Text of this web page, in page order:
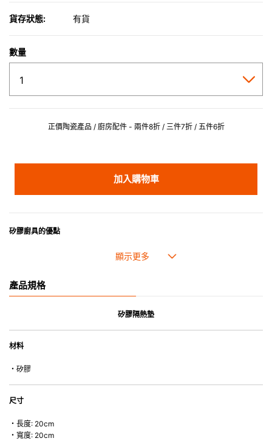
貨存狀態: 有貨
數量
正價陶瓷產品 / 廚房配件 - 兩件8折 / 三件7折 / 五件6折
加入購物車
矽膠廚具的優點
• 耐熱高達250℃，耐冷低至-40℃。
• 不會容易吸取食物氣味。
產品規格
矽膠隔熱墊
材料
・矽膠
尺寸
・長度: 20cm
・寬度: 20cm